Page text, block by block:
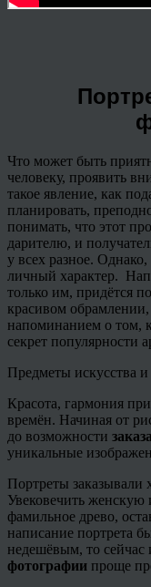
Что может быть
человеку, проявить
такое явление, как
планировать,
понимать, что этот
дарителю, и
у всех разное.
личный характер.
только им, придётся
красивом
напоминанием о том,
секрет популярности
Предметы искусства
Красота, гармония
времён. Начиная от
до возможности
уникальные
Портреты заказывали
Увековечить женскую
фамильное древо,
написание портрета
недешёвым, то сейчас
фотографии проще